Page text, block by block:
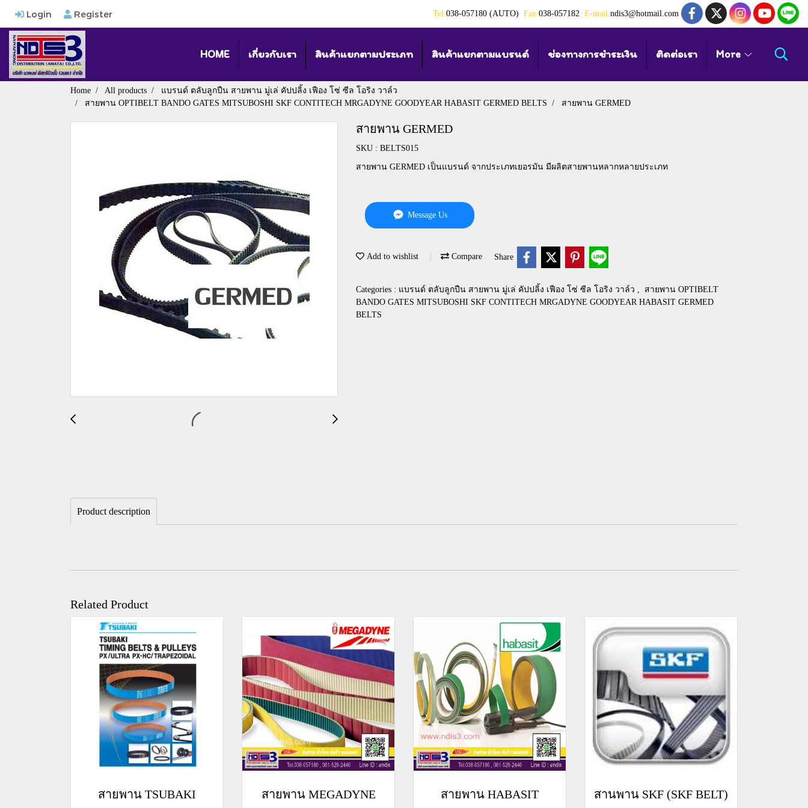
Login Register Tel:038-057180 (AUTO) Fax:038-057182 E-mail:ndis3@hotmail.com
HOME เกี่ยวกับเรา สินค้าแยกตามประเภท สินค้าแยกตามแบรนด์ ช่องทางการชำระเงิน ติดต่อเรา More
Home All products
แบรนด์ ตลับลูกปืน สายพาน มู่เล่ คัปปลิ้ง เฟือง โซ่ ซีล โอริง วาล์ว
สายพาน OPTIBELT BANDO GATES MITSUBOSHI SKF CONTITECH MRGADYNE GOODYEAR HABASIT GERMED BELTS
สายพาน GERMED
สายพาน GERMED
SKU : BELTS015
สายพาน GERMED เป็นแบรนด์ จากประเภทเยอรมัน มีผลิตสายพานหลากหลายประเภท
Message Us
Add to wishlist Compare Share
Categories : แบรนด์ ตลับลูกปืน สายพาน มู่เล่ คัปปลิ้ง เฟือง โซ่ ซีล โอริง วาล์ว ,
สายพาน OPTIBELT
BANDO GATES MITSUBOSHI SKF CONTITECH MRGADYNE GOODYEAR HABASIT GERMED
BELTS
Product description
Related Product
สายพาน TSUBAKI สายพาน MEGADYNE สายพาน HABASIT สานพาน SKF (SKF BELT)